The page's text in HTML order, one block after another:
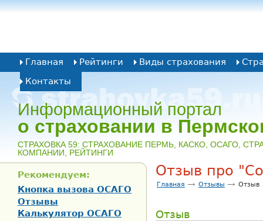
Информационный портал
о страховании в
CТРАХОВКА 59: СТРАХОВАНИЕ ПЕРМЬ, КАСКО, ОСАГО,
КОМПАНИИ, РЕЙТИНГИ
Главная Рейтинги Виды страхования
Контакты
Отзыв про
Главная Отзывы Отзыв
Отзыв
Рекомендуем:
Кнопка вызова ОСАГО
Отзывы
Калькулятор ОСАГО